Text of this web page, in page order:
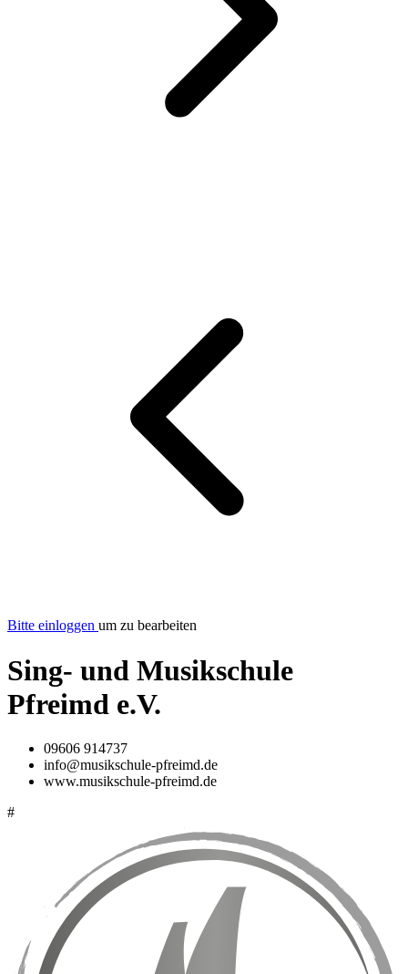
Bitte einloggen um zu bearbeiten
Sing- und Musikschule
Pfreimd e.V.
09606 914737
info@musikschule-pfreimd.de
www.musikschule-pfreimd.de
#